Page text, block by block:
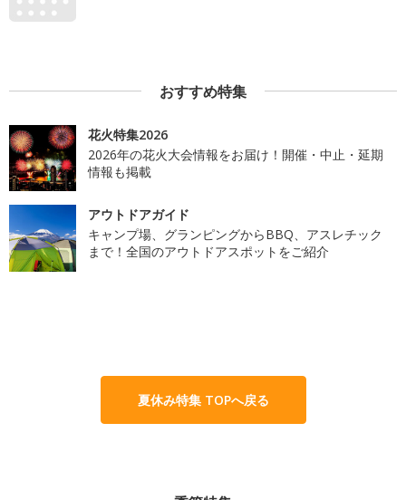
おすすめ特集
花火特集2026
2026年の花火大会情報をお届け！開催・中止・延期
情報も掲載
アウトドアガイド
キャンプ場、グランピングからBBQ、アスレチック
まで！全国のアウトドアスポットをご紹介
夏休み特集 TOPへ戻る